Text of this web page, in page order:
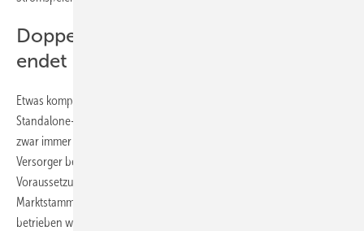
Doppelbesteuerung von Speichern
endet
Etwas komplizierter werden die Regelungen allerdings für die
Standalone-Batteriespeicher zur Netzunterstützung. Diese gelten jetzt
zwar immer noch als Teil des Versorgungsnetzes, wenn sie durch den
Versorger betrieben werden. Allerdings müssen einige
Voraussetzungen erfüllt sein, wie der Eintrag in das
Marktstammdatenregister. Wenn der Speicher nicht vom Versorger
betrieben wird, muss der Strom versteuert werden – allerdings nur